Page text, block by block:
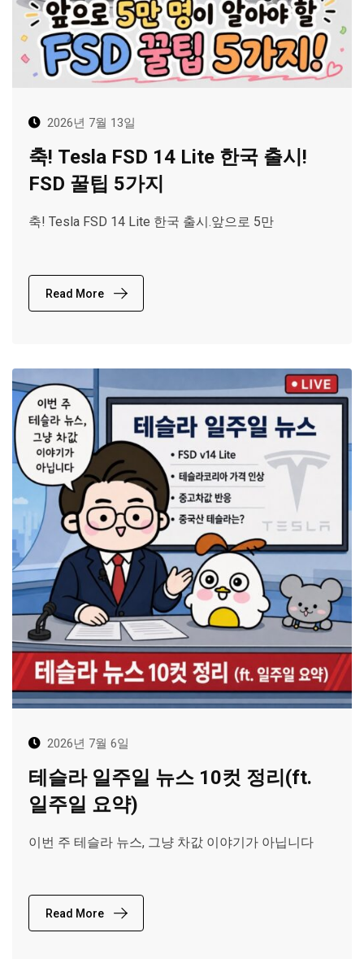
2026년 7월 13일
축! Tesla FSD 14 Lite 한국 출시!
FSD 꿀팁 5가지
축! Tesla FSD 14 Lite 한국 출시.앞으로 5만
Read More
2026년 7월 6일
테슬라 일주일 뉴스 10컷 정리(ft.
일주일 요약)
이번 주 테슬라 뉴스, 그냥 차값 이야기가 아닙니다
Read More